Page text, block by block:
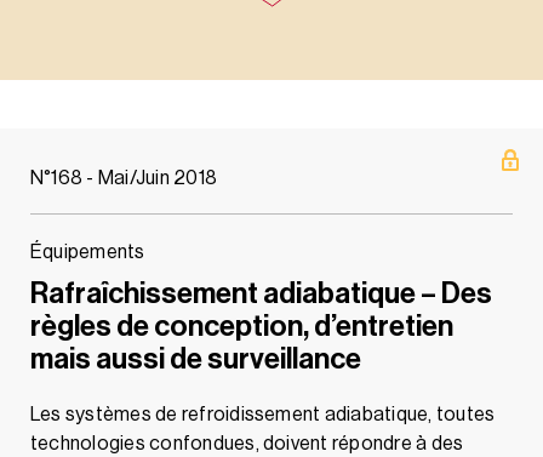
N°168 - Mai/Juin 2018
Équipements
Rafraîchissement adiabatique – Des
règles de conception, d’entretien
mais aussi de surveillance
Les systèmes de refroidissement adiabatique, toutes
technologies confondues, doivent répondre à des